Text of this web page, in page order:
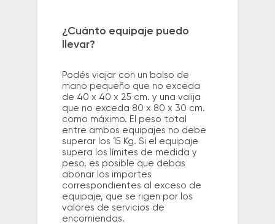
¿Cuánto equipaje puedo
llevar?
Podés viajar con un bolso de
mano pequeño que no exceda
de 40 x 40 x 25 cm. y una valija
que no exceda 80 x 80 x 30 cm.
como máximo. El peso total
entre ambos equipajes no debe
superar los 15 Kg. Si el equipaje
supera los límites de medida y
peso, es posible que debas
abonar los importes
correspondientes al exceso de
equipaje, que se rigen por los
valores de servicios de
encomiendas.